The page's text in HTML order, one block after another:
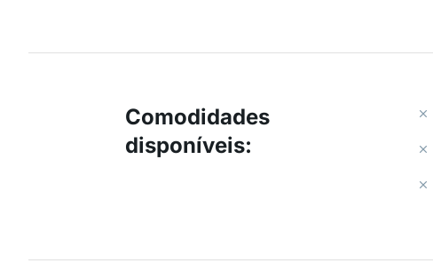
Comodidades
disponíveis: